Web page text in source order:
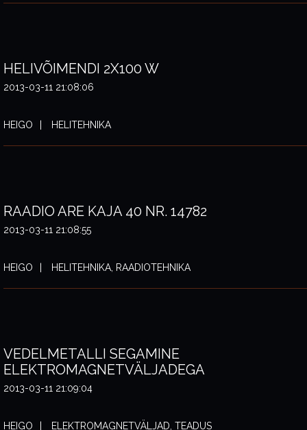
HELIVÕIMENDI 2X100 W
2013-03-11 21:08:06
HEIGO HELITEHNIKA
RAADIO ARE KAJA 40 NR. 14782
2013-03-11 21:08:55
HEIGO HELITEHNIKA, RAADIOTEHNIKA
VEDELMETALLI SEGAMINE
ELEKTROMAGNETVÄLJADEGA
2013-03-11 21:09:04
HEIGO ELEKTROMAGNETVÄLJAD, TEADUS